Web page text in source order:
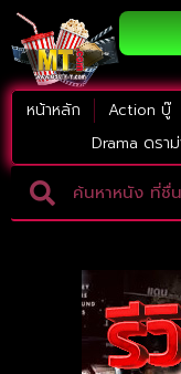
หน้าหลัก Action บู๊
Drama ดราม่